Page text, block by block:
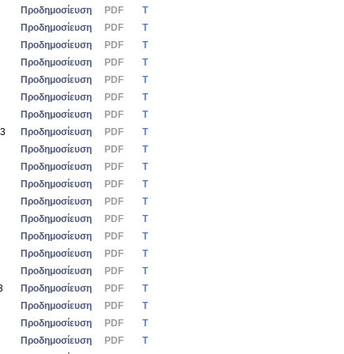
Προδημοσίευση PDF
Τ
Προδημοσίευση
PDF
Τ
Προδημοσίευση
PDF
Τ
Προδημοσίευση
PDF
Τ
Προδημοσίευση
PDF
Τ
Προδημοσίευση
PDF
Τ
Προδημοσίευση
PDF
Τ
Προδημοσίευση PDF
Τ
Προδημοσίευση
PDF
Τ
Προδημοσίευση
PDF
Τ
Προδημοσίευση
PDF
Τ
Προδημοσίευση
PDF
Τ
Προδημοσίευση
PDF
Τ
Προδημοσίευση
PDF
Τ
Προδημοσίευση
PDF
Τ
Προδημοσίευση
PDF
Τ
Προδημοσίευση PDF
Τ
Προδημοσίευση
PDF
Τ
Προδημοσίευση
PDF
Τ
Προδημοσίευση
PDF
Τ